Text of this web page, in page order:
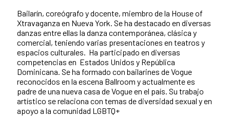
Bailarín, coreógrafo y docente, miembro de la House of
Xtravaganza en Nueva York. Se ha destacado en diversas
danzas entre ellas la danza contemporánea, clásica y
comercial, teniendo varias presentaciones en teatros y
espacios culturales. Ha participado en diversas
competencias en Estados Unidos y República
Dominicana. Se ha formado con bailarines de Vogue
reconocidos en la escena Ballroom y actualmente es
padre de una nueva casa de Vogue en el país. Su trabajo
artístico se relaciona con temas de diversidad sexual y en
apoyo a la comunidad LGBTQ+